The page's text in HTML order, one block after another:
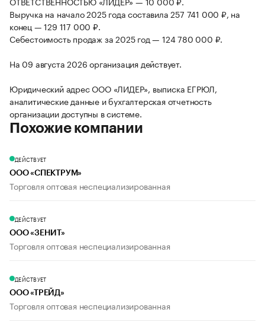
Выручка на начало 2025 года составила 257 741 000 ₽, на
конец — 129 117 000 ₽.
Себестоимость продаж за 2025 год — 124 780 000 ₽.
На 09 августа 2026 организация действует.
Юридический адрес ООО «ЛИДЕР», выписка ЕГРЮЛ,
аналитические данные и бухгалтерская отчетность
организации доступны в системе.
Похожие компании
ДЕЙСТВУЕТ
ООО «СПЕКТРУМ»
Торговля оптовая неспециализированная
ДЕЙСТВУЕТ
ООО «ЗЕНИТ»
Торговля оптовая неспециализированная
ДЕЙСТВУЕТ
ООО «ТРЕЙД»
Торговля оптовая неспециализированная